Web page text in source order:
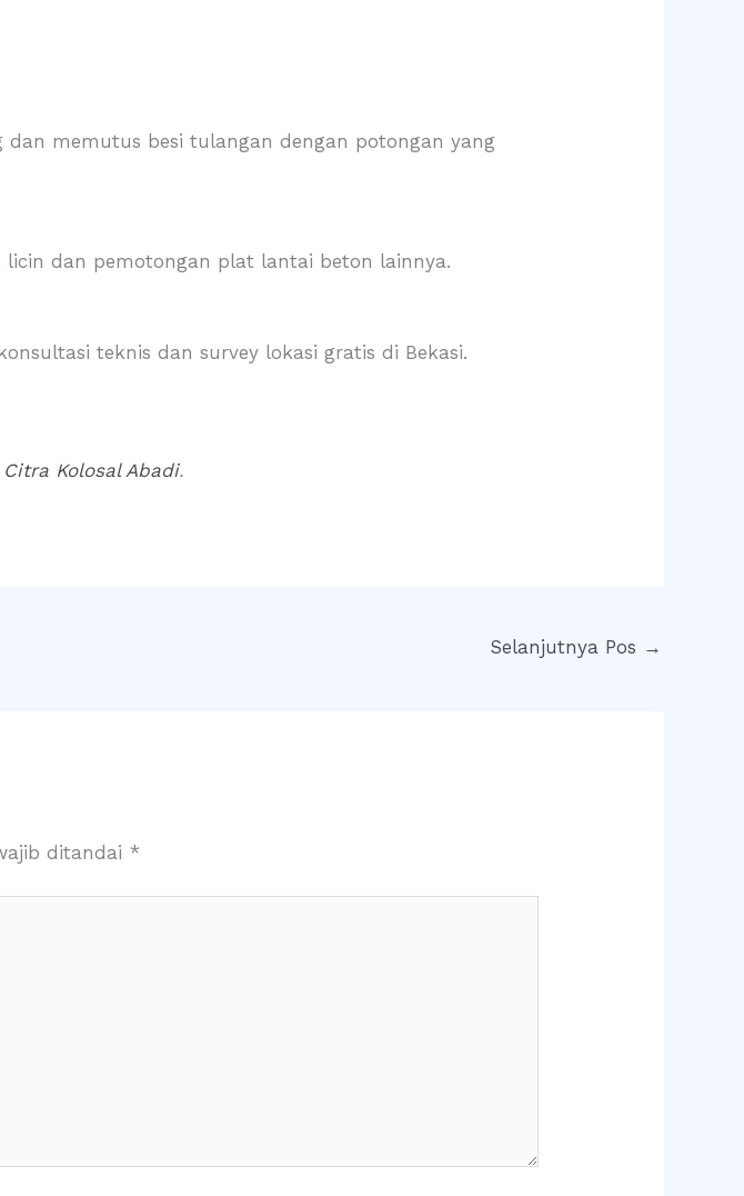
memutus besi tulangan dengan potongan yang
dan pemotongan plat lantai beton lainnya.
teknis dan survey lokasi gratis di Bekasi.
Kolosal Abadi.
Selanjutnya Pos →
ditandai *